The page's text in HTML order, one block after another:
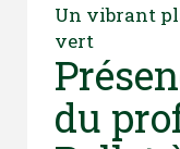
Un vibrant
vert
du